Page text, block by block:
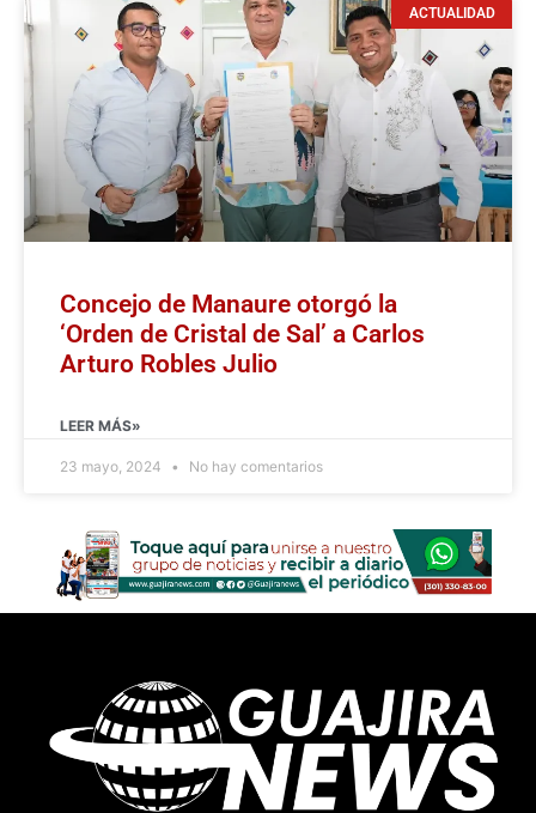
ACTUALIDAD
Concejo de Manaure otorgó la
‘Orden de Cristal de Sal’ a Carlos
Arturo Robles Julio
LEER MÁS»
23 mayo, 2024 No hay comentarios